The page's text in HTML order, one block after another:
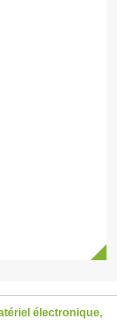
électronique,